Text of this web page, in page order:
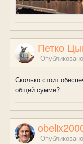
Петко
Опубликовано
Сколько стоит
общей сумме?
Опубликовано